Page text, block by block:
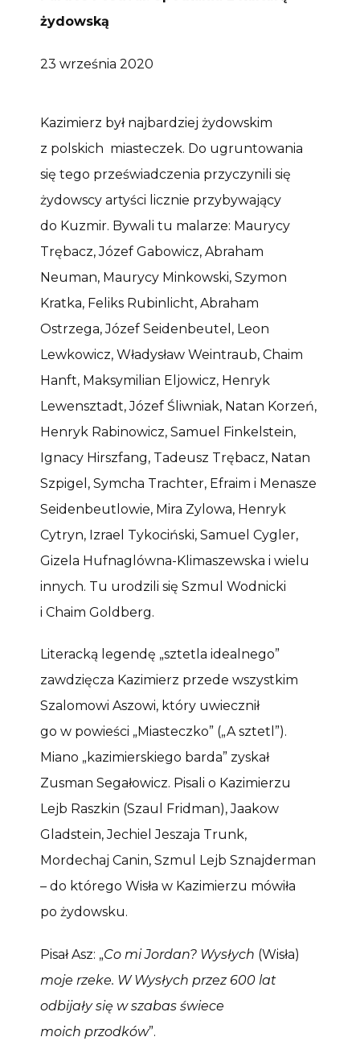
żydowską
23 września 2020
Kazimierz był najbardziej żydowskim
z polskich miasteczek. Do ugruntowania
się tego przeświadczenia przyczynili się
żydowscy artyści licznie przybywający
do Kuzmir. Bywali tu malarze: Maurycy
Trębacz, Józef Gabowicz, Abraham
Neuman, Maurycy Minkowski, Szymon
Kratka, Feliks Rubinlicht, Abraham
Ostrzega, Józef Seidenbeutel, Leon
Lewkowicz, Władysław Weintraub, Chaim
Hanft, Maksymilian Eljowicz, Henryk
Lewensztadt, Józef Śliwniak, Natan Korzeń,
Henryk Rabinowicz, Samuel Finkelstein,
Ignacy Hirszfang, Tadeusz Trębacz, Natan
Szpigel, Symcha Trachter, Efraim i Menasze
Seidenbeutlowie, Mira Zylowa, Henryk
Cytryn, Izrael Tykociński, Samuel Cygler,
Gizela Hufnaglówna-Klimaszewska i wielu
innych. Tu urodzili się Szmul Wodnicki
i Chaim Goldberg.
Literacką legendę „sztetla idealnego”
zawdzięcza Kazimierz przede wszystkim
Szalomowi Aszowi, który uwiecznił
go w powieści „Miasteczko” („A sztetl”).
Miano „kazimierskiego barda” zyskał
Zusman Segałowicz. Pisali o Kazimierzu
Lejb Raszkin (Szaul Fridman), Jaakow
Gladstein, Jechiel Jeszaja Trunk,
Mordechaj Canin, Szmul Lejb Sznajderman
– do którego Wisła w Kazimierzu mówiła
po żydowsku.
Pisał Asz: „Co mi Jordan? Wysłych (Wisła)
moje rzeke. W Wysłych przez 600 lat
odbijały się w szabas świece
moich przodków”.